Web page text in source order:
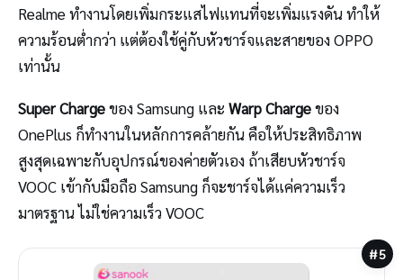
Realme ทำงานโดยเพิ่มกระแสไฟแทนที่จะเพิ่มแรงดัน ทำให้
ความร้อนต่ำกว่า แต่ต้องใช้คู่กับหัวชาร์จและสายของ OPPO
เท่านั้น
Super Chargeของ Samsung และ Warp Chargeของ
OnePlus ก็ทำงานในหลักการคล้ายกัน คือให้ประสิทธิภาพ
สูงสุดเฉพาะกับอุปกรณ์ของค่ายตัวเอง ถ้าเสียบหัวชาร์จ
VOOC เข้ากับมือถือ Samsung ก็จะชาร์จได้แค่ความเร็ว
มาตรฐาน ไม่ใช่ความเร็ว VOOC
#5